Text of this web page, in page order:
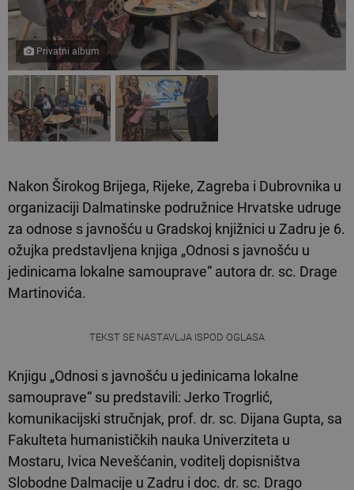
Privatni album
Nakon Širokog Brijega, Rijeke, Zagreba i Dubrovnika u
organizaciji Dalmatinske podružnice Hrvatske udruge
za odnose s javnošću u Gradskoj knjižnici u Zadru je 6.
ožujka predstavljena knjiga „Odnosi s javnošću u
jedinicama lokalne samouprave“ autora dr. sc. Drage
Martinovića.
TEKST SE NASTAVLJA ISPOD OGLASA
Knjigu „Odnosi s javnošću u jedinicama lokalne
samouprave“ su predstavili: Jerko Trogrlić,
komunikacijski stručnjak, prof. dr. sc. Dijana Gupta, sa
Fakulteta humanističkih nauka Univerziteta u
Mostaru, Ivica Nevešćanin, voditelj dopisništva
Slobodne Dalmacije u Zadru i doc. dr. sc. Drago